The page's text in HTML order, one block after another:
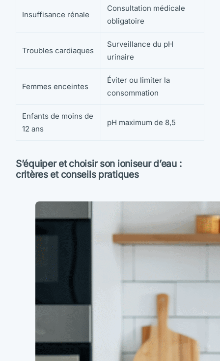
Insuffisance rénale
Consultation médicale
obligatoire
Troubles cardiaques
Surveillance du pH
urinaire
Femmes enceintes
Éviter ou limiter la
consommation
Enfants de moins de
12 ans
pH maximum de 8,5
S’équiper et choisir son ioniseur d’eau :
critères et conseils pratiques